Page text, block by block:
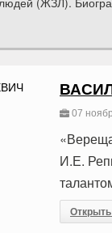
07
И.Е.